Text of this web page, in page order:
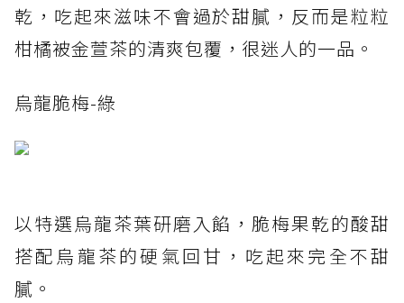
乾，吃起來滋味不會過於甜膩，反而是粒粒
柑橘被金萱茶的清爽包覆，很迷人的一品。
烏龍脆梅-綠
以特選烏龍茶葉研磨入餡，脆梅果乾的酸甜
搭配烏龍茶的硬氣回甘，吃起來完全不甜
膩。